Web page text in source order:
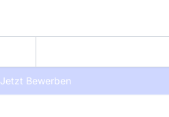
Jetzt Bewerben